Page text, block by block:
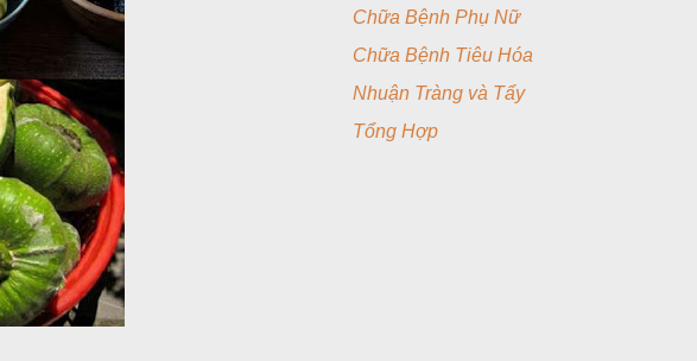
Chữa Bệnh Phụ Nữ
Chữa Bệnh Tiêu Hóa
Nhuận Tràng và Tẩy
Tổng Hợp